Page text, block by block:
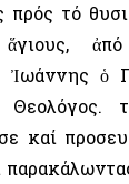
πρός τό
Ἰωάννης ὁ
καί